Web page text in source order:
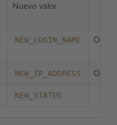
Nuevo valor
NEW_LOGIN_NAME
NEW_IP_ADDRESS
NEW_STATUS